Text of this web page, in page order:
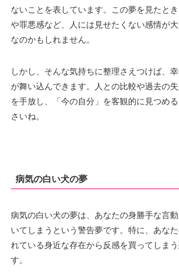
ないことを表しています。この夢を見たと
や罪悪感など、人には見せたくない感情が
なのかもしれません。
しかし、そんな気持ちに整理さえつけば、
が舞い込んできます。人との比較や過去の
を手放し、「今の自分」を客観的に見つめ
さいね。
病気の白い犬の夢
病気の白い犬の夢は、あなたの身勝手な言
いてしまうという警告夢です。特に、あな
れている身近な存在から反感を買ってしま
す。